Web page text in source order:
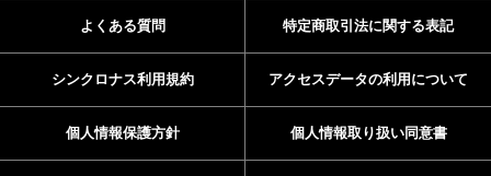
よくある質問 特定商取引法に関する表記
シンクロナス利用規約 アクセスデータの利用について
個人情報保護方針 個人情報取り扱い同意書